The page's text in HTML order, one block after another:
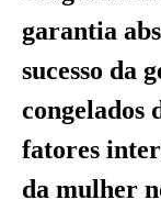
garantia
sucesso da
congelados
fatores
da mulher